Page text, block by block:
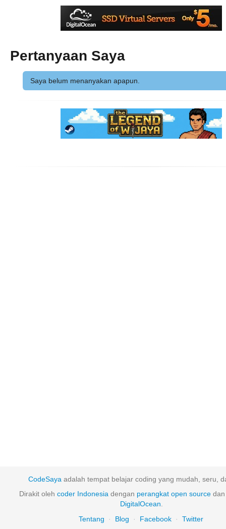
Pertanyaan Saya
Saya belum menanyakan apapun.
CodeSaya adalah tempat belajar coding yang mudah, seru,
Dirakit oleh coder Indonesia dengan perangkat open source
DigitalOcean
Tentang
· Blog · Facebook · Twitter